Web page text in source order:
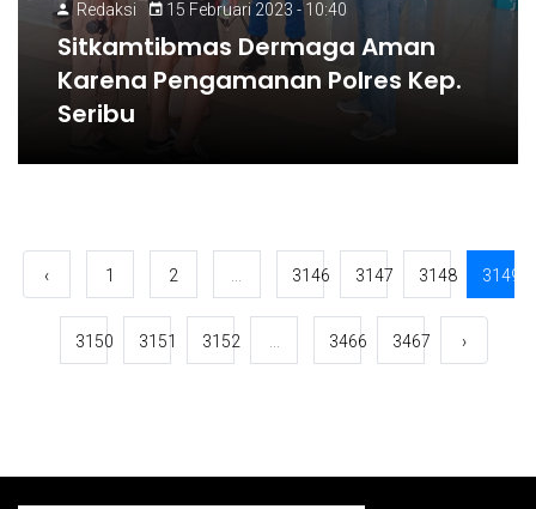
Redaksi 15 Februari 2023 - 10:40
Sitkamtibmas Dermaga Aman
Karena Pengamanan Polres Kep.
Seribu
‹ 1 2 3146 3147 3148 3149
3150 3151 3152 3466 3467 ›